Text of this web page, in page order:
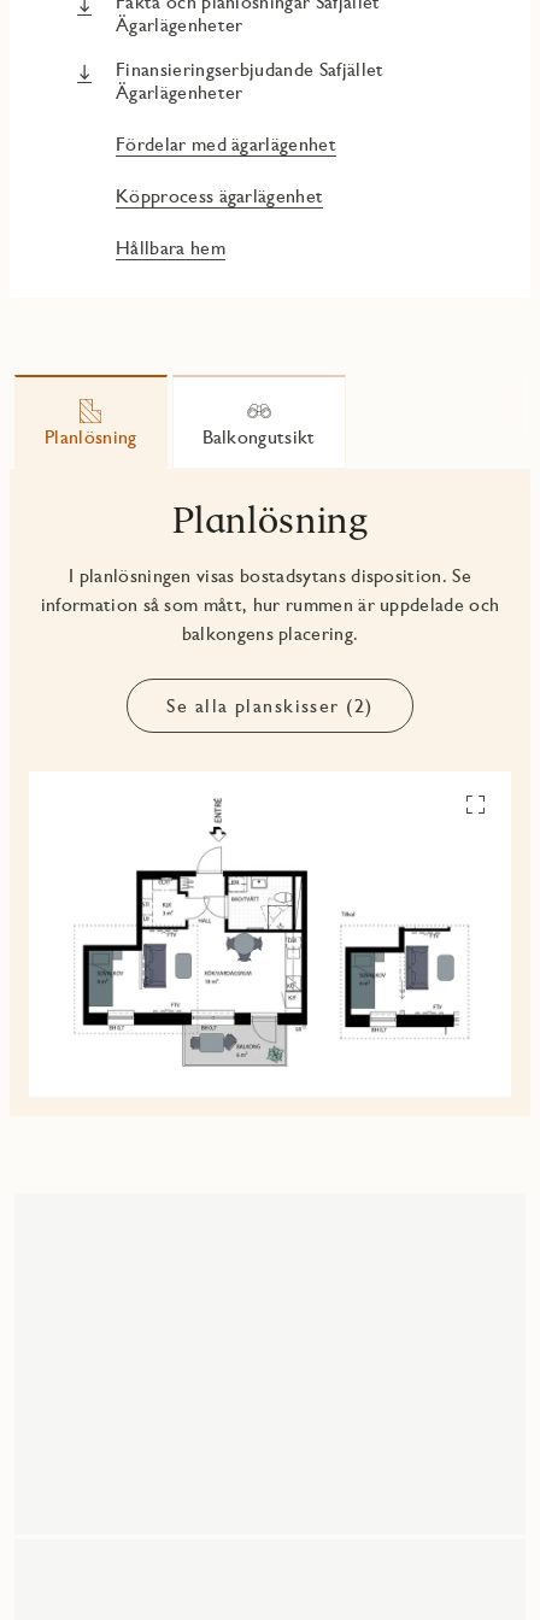
Ägarlägenheter
Finansieringserbjudande Safjället
Ägarlägenheter
Fördelar med ägarlägenhet
Köpprocess ägarlägenhet
Hållbara hem
Planlösning Balkongutsikt
Planlösning
I planlösningen visas bostadsytans disposition. Se
information så som mått, hur rummen är uppdelade och
balkongens placering.
Se alla planskisser (2)
Se